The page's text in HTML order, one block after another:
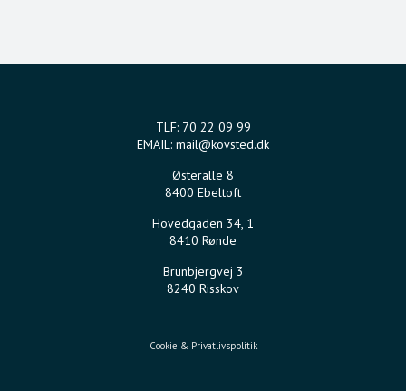
TLF: 70 22 09 99
EMAIL: mail@kovsted.dk
Østeralle 8
8400 Ebeltoft
Hovedgaden 34, 1
8410 Rønde
Brunbjergvej 3
8240 Risskov
Cookie & Privatlivspolitik